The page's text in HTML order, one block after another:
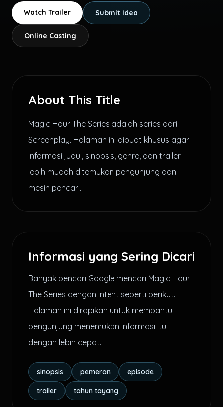
Watch Trailer Submit Idea
Online Casting
About This Title
Magic Hour The Series adalah series dari
Screenplay. Halaman ini dibuat khusus agar
informasi judul, sinopsis, genre, dan trailer
lebih mudah ditemukan pengunjung dan
mesin pencari.
Informasi yang Sering Dicari
Banyak pencari Google mencari Magic Hour
The Series dengan intent seperti berikut.
Halaman ini dirapikan untuk membantu
pengunjung menemukan informasi itu
dengan lebih cepat.
sinopsis pemeran episode
trailer tahun tayang